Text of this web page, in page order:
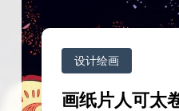
设计绘画
画纸片人可太